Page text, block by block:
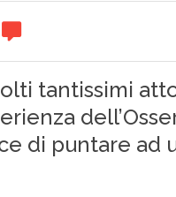
tantissimi
di puntare ad